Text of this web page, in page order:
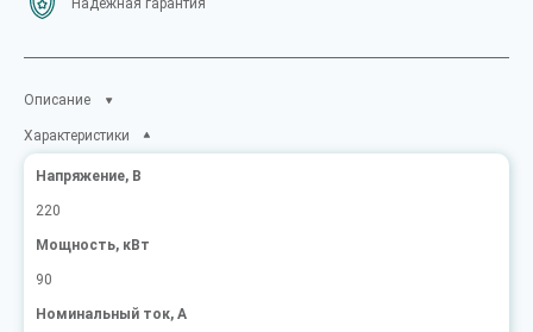
Описание
Характеристики
Напряжение, В
220
Мощность, кВт
90
Номинальный ток, А